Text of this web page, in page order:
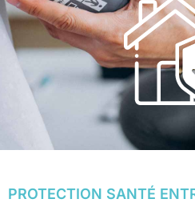
PROTECTION SANTÉ